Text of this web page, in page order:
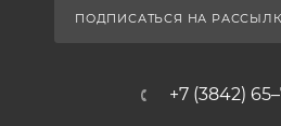
ПОДПИСАТЬСЯ НА
+7 (3842)